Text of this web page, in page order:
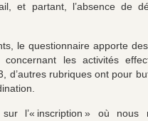
et partant, l’absence de
le questionnaire apporte
concernant les activités
d’autres rubriques ont pour
l’« inscription » où nous